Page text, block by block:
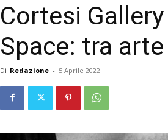
Cortesi
Space: tra
Di Redazione - 5 Aprile 2022